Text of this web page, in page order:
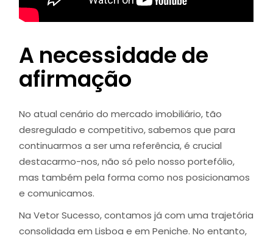
A necessidade de
afirmação
No atual cenário do mercado imobiliário, tão
desregulado e competitivo, sabemos que para
continuarmos a ser uma referência, é crucial
destacarmo-nos, não só pelo nosso portefólio,
mas também pela forma como nos posicionamos
e comunicamos.
Na Vetor Sucesso, contamos já com uma trajetória
consolidada em Lisboa e em Peniche. No entanto,